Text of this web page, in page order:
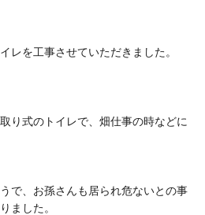
レを工事させていただきました。
り式のトイレで、畑仕事の時などに
で、お孫さんも居られ危ないとの事
ました。